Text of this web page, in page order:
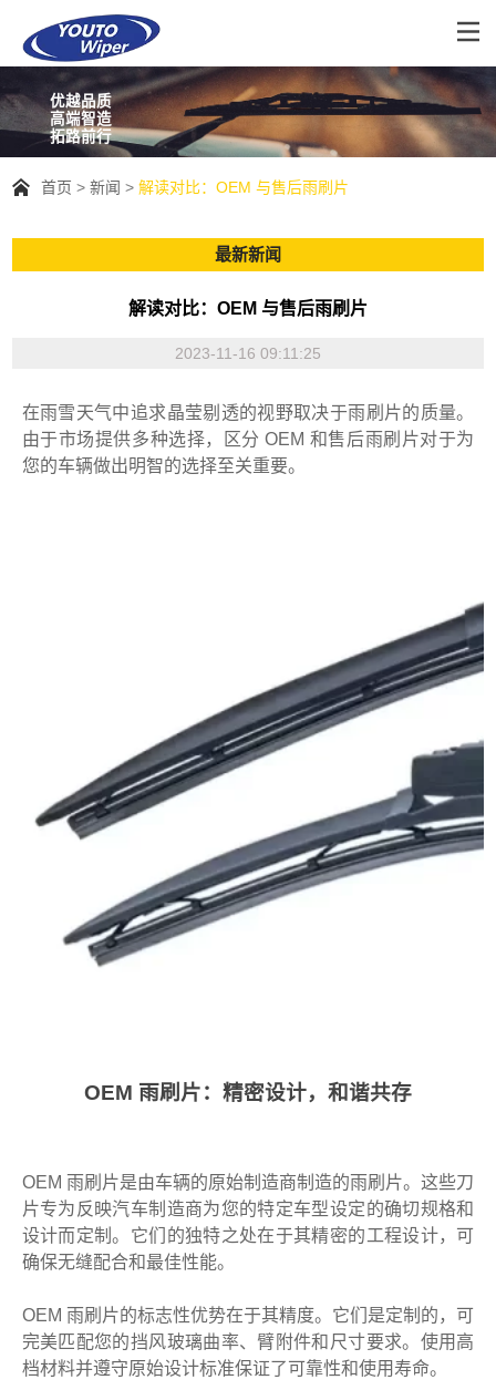
优越品质
高端智造
拓路前行
首页 新闻 解读对比：OEM 与售后雨刷片
最新新闻
解读对比：OEM 与售后雨刷片
2023-11-16 09:11:25
在雨雪天气中追求晶莹剔透的视野取决于雨刷片的质量。
由于市场提供多种选择，区分 OEM 和售后雨刷片对于为
您的车辆做出明智的选择至关重要。
OEM 雨刷片：精密设计，和谐共存
OEM 雨刷片是由车辆的原始制造商制造的雨刷片。这些刀
片专为反映汽车制造商为您的特定车型设定的确切规格和
设计而定制。它们的独特之处在于其精密的工程设计，可
确保无缝配合和最佳性能。
OEM 雨刷片的标志性优势在于其精度。它们是定制的，可
完美匹配您的挡风玻璃曲率、臂附件和尺寸要求。使用高
档材料并遵守原始设计标准保证了可靠性和使用寿命。